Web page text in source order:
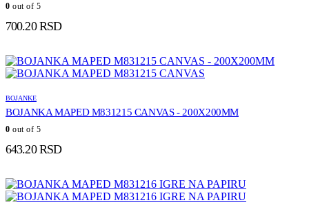
0 out of 5
700.20RSD
BOJANKE
BOJANKA MAPED M831215 CANVAS - 200X200MM
0 out of 5
643.20RSD